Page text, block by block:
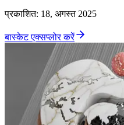
प्रकाशित: 18, अगस्त 2025
बास्केट एक्सप्लोर करें